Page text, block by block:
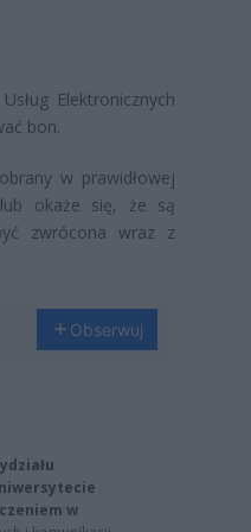
Elektronicznych
bon.
w prawidłowej
lub okaże się, że są
zwrócona wraz z
Obserwuj
w